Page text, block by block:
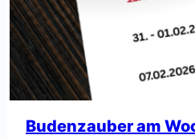
Budenzauber am